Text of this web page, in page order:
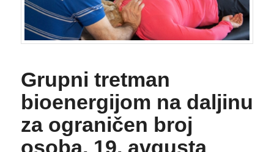
Grupni tretman
bioenergijom na daljinu
za ograničen broj
osoba, 19. avgusta